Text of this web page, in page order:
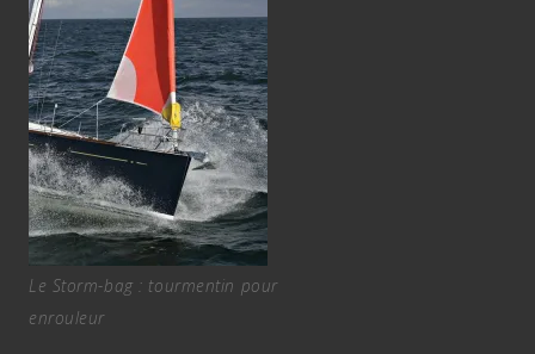
Le Storm-bag : tourmentin pour
enrouleur